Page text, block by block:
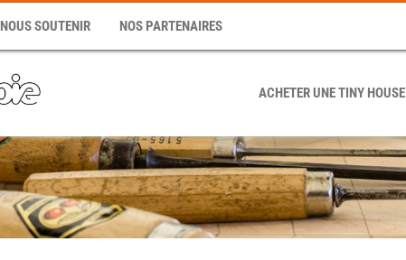
NOUS SOUTENIR NOS PARTENAIRES
ACHETER UNE TINY HOUSE